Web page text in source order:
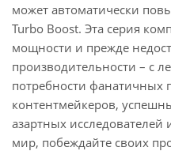
может автоматически
Turbo Boost. Эта серия
мощности и прежде
производительности – с
потребности фанатичных
контентмейкеров,
азартных исследователей
мир, побеждайте своих